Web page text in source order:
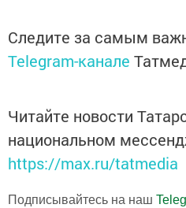
Следите за самым
Telegram-канале
Читайте новости
национальном
https://max.ru/tatmedia
Подписывайтесь на наш